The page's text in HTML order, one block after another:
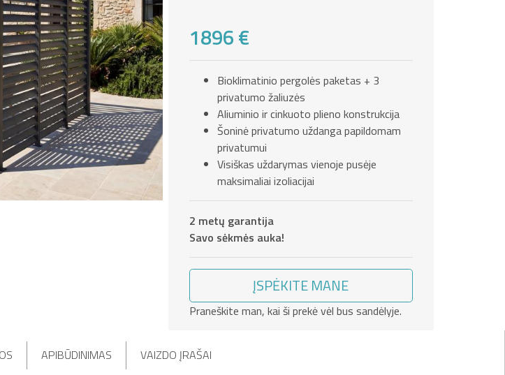
1896 €
Bioklimatinio pergolės paketas + 3
privatumo žaliuzės
Aliuminio ir cinkuoto plieno konstrukcija
Šoninė privatumo uždanga papildomam
privatumui
Visiškas uždarymas vienoje pusėje
maksimaliai izoliacijai
2 metų garantija
Savo sėkmės auka!
ĮSPĖKITE MANE
Praneškite man, kai ši prekė vėl bus sandėlyje.
APIBŪDINIMAS VAIZDO ĮRAŠAI